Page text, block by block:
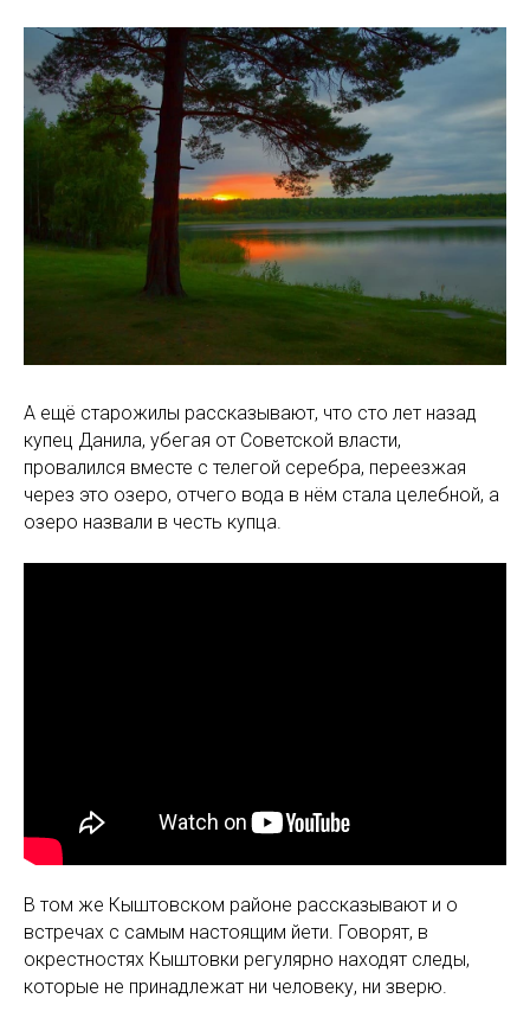
А ещё старожилы рассказывают, что сто лет назад
купец Данила, убегая от Советской власти,
провалился вместе с телегой серебра, переезжая
через это озеро, отчего вода в нём стала целебной, а
озеро назвали в честь купца.
В том же Кыштовском районе рассказывают и о
встречах с самым настоящим йети. Говорят, в
окрестностях Кыштовки регулярно находят следы,
которые не принадлежат ни человеку, ни зверю.